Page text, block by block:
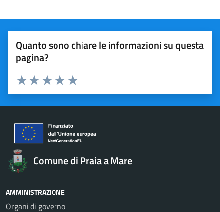
Quanto sono chiare le informazioni su questa
pagina?
Valuta 5 stelle su 5
Valuta 4 stelle su 5
Valuta 3 stelle su 5
Valuta 2 stelle su 5
Valuta 1 stelle su 5
Comune di Praia a Mare
AMMINISTRAZIONE
Organi di governo